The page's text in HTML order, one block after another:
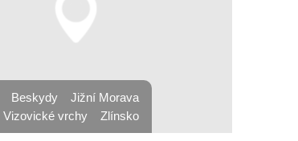
Beskydy
Jižní Morava
Vizovické vrchy Zlínsko